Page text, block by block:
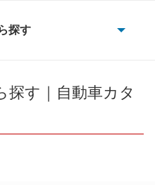
探す
探す｜自動車カタ